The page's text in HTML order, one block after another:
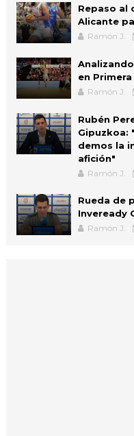
Repaso al
Alicante
Ramón J.
en
Ramón J.
Rubén
Gipuzkoa:
demos la
afición"
Ramón J.
Rueda de
Inveready
Ramón J.